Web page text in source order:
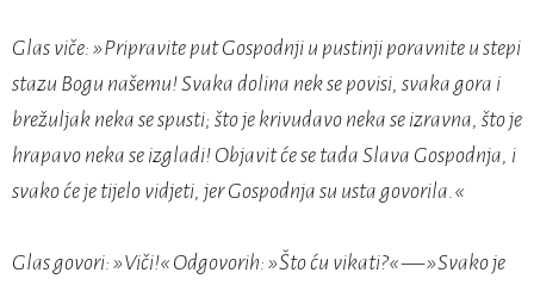
Glas viče: »Pripravite put Gospodnji u pustinji poravnite u stepi
stazu Bogu našemu! Svaka dolina nek se povisi, svaka gora i
brežuljak neka se spusti; što je krivudavo neka se izravna, što je
hrapavo neka se izgladi! Objavit će se tada Slava Gospodnja, i
svako će je tijelo vidjeti, jer Gospodnja su usta govorila.«
Glas govori: »Viči!« Odgovorih: »Što ću vikati?« — »Svako je